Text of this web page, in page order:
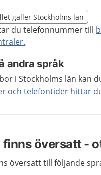
gäller region
gäller Stockholms län
du telefonnummer till
andra språk
i Stockholms län kan
och telefontider hittar
det regionala tillägget
finns översatt -
översatt till följande